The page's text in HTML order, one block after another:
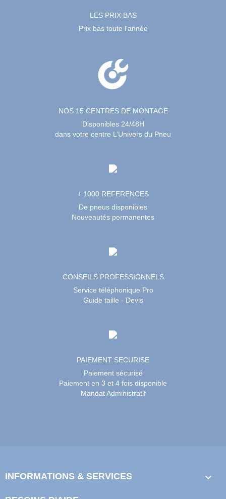
LES PRIX BAS
Prix bas toute l'année
NOS 15 CENTRES DE MONTAGE
Disponibles 24/48H
dans votre centre L’Univers du Pneu
+ 1000 REFERENCES
De pneus disponibles
Nouveautés permanentes
CONSEILS PROFESSIONNELS
Service téléphonique Pro
Guide taille - Devis
PAIEMENT SECURISE
Paiement sécurisé
Paiement en 3 et 4 fois disponible
Mandat Administratif
INFORMATIONS & SERVICES 